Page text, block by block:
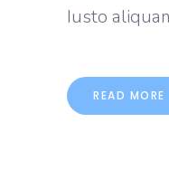
Iusto
READ MORE